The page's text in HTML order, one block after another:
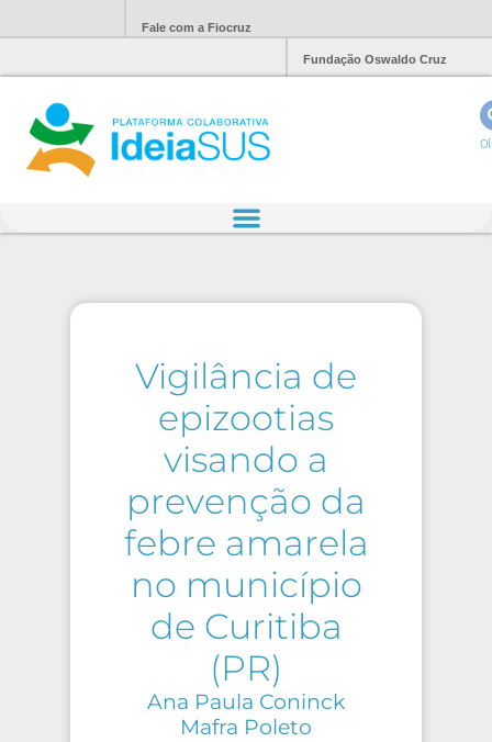
Fale com a Fiocruz
Fundação Oswaldo Cruz
Vigilância de
epizootias
visando a
prevenção da
febre amarela
no município
de Curitiba
(PR)
Ana Paula Coninck
Mafra Poleto